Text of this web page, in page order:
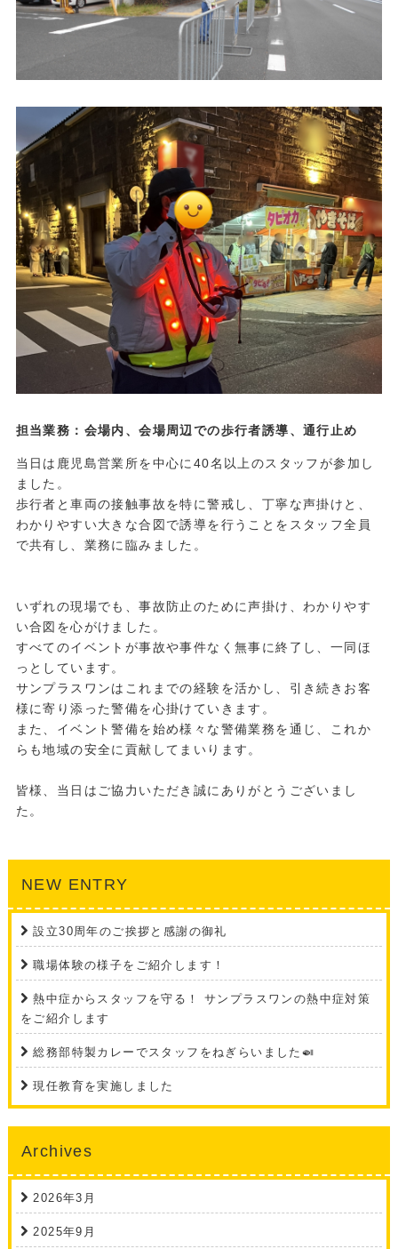
担当業務：会場内、会場周辺での歩行者誘導、通行止め
当日は鹿児島営業所を中心に40名以上のスタッフが参加し
ました。
歩行者と車両の接触事故を特に警戒し、丁寧な声掛けと、
わかりやすい大きな合図で誘導を行うことをスタッフ全員
で共有し、業務に臨みました。
いずれの現場でも、事故防止のために声掛け、わかりやす
い合図を心がけました。
すべてのイベントが事故や事件なく無事に終了し、一同ほ
っとしています。
サンプラスワンはこれまでの経験を活かし、引き続きお客
様に寄り添った警備を心掛けていきます。
また、イベント警備を始め様々な警備業務を通じ、これか
らも地域の安全に貢献してまいります。
皆様、当日はご協力いただき誠にありがとうございまし
た。
NEW ENTRY
設立30周年のご挨拶と感謝の御礼
職場体験の様子をご紹介します！
熱中症からスタッフを守る！ サンプラスワンの熱中症対策
をご紹介します
総務部特製カレーでスタッフをねぎらいました🍛
現任教育を実施しました
Archives
2026年3月
2025年9月